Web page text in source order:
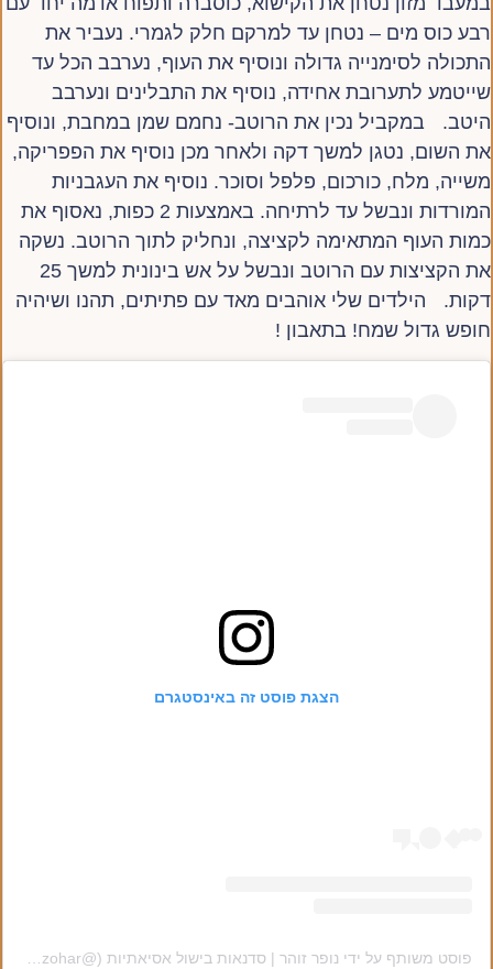
רבע כוס מים – נטחן עד למרקם חלק לגמרי. נעביר את
התכולה לסימנייה גדולה ונוסיף את העוף, נערבב הכל עד
שייטמע לתערובת אחידה, נוסיף את התבלינים ונערבב
היטב. במקביל נכין את הרוטב- נחמם שמן במחבת, ונוסיף
את השום, נטגן למשך דקה ולאחר מכן נוסיף את הפפריקה,
משייה, מלח, כורכום, פלפל וסוכר. נוסיף את העגבניות
המורדות ונבשל עד לרתיחה. באמצעות 2 כפות, נאסוף את
כמות העוף המתאימה לקציצה, ונחליק לתוך הרוטב. נשקה
את הקציצות עם הרוטב ונבשל על אש בינונית למשך 25
דקות. הילדים שלי אוהבים מאד עם פתיתים, תהנו ושיהיה
חופש גדול שמח! בתאבון !
הצגת פוסט זה באינסטגרם
פוסט משותף על ידי ‏‎נופר זוהר | סדנאות בישול אסיאתיות‎‏ (@‏‎nofar_zohar‎‏)